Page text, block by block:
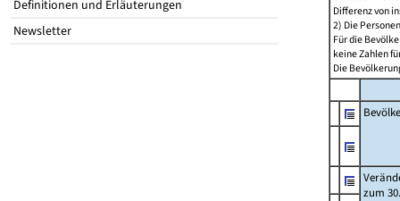
Definitionen und Erläuterungen
Newsletter
Differenz von
2) Die
Für die
keine Zahlen
Die
zum